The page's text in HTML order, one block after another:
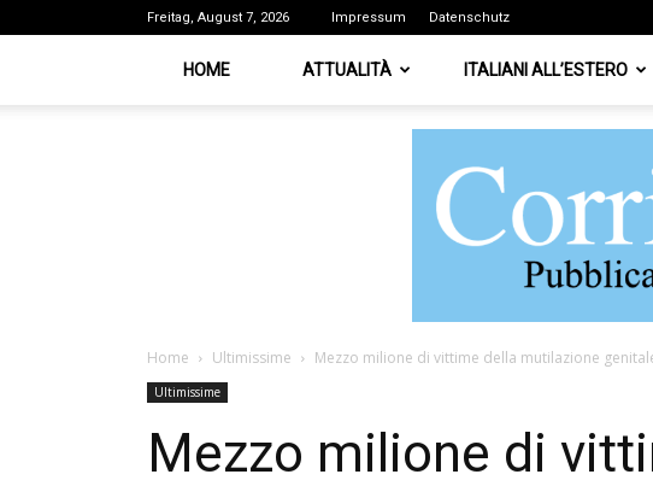
Freitag, August 7, 2026 Impressum Datenschutz
HOME ATTUALITÀ ITALIANI ALL’ESTERO
Home Ultimissime Mezzo milione di vittime della mutilazione
Ultimissime
Mezzo milione di